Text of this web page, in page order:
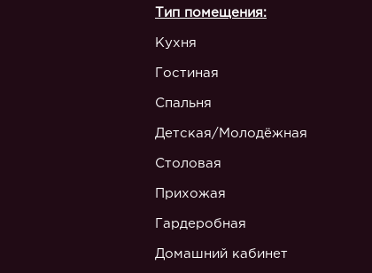
Тип помещения:
Кухня
Гостиная
Спальня
Детская/Молодёжная
Столовая
Прихожая
Гардеробная
Домашний кабинет